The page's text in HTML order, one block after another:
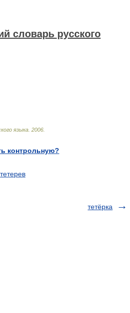
словарь русского
языка 2006
контрольную?
тетерев
тетёрка